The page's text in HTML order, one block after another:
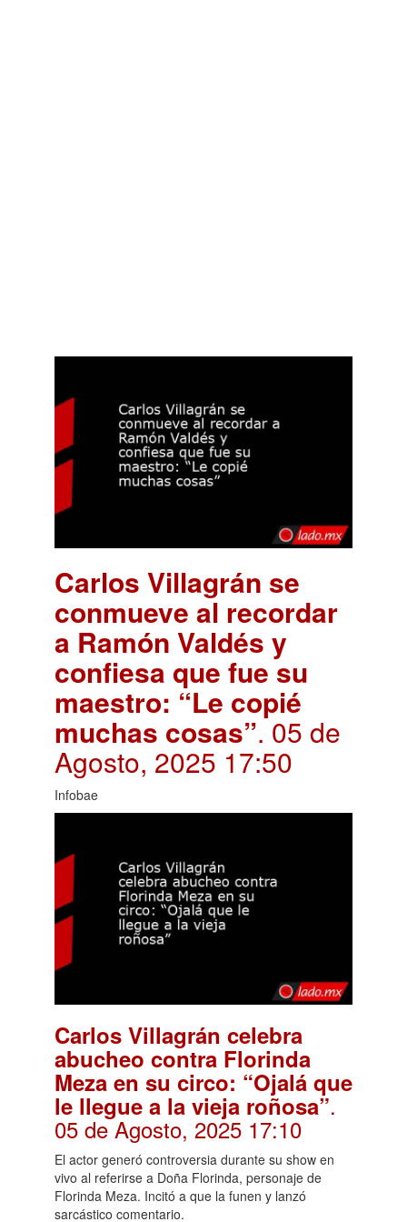
Carlos Villagrán se
conmueve al recordar
a Ramón Valdés y
confiesa que fue su
maestro: “Le copié
muchas cosas”. 05 de
Agosto, 2025 17:50
Infobae
Carlos Villagrán celebra
abucheo contra Florinda
Meza en su circo: “Ojalá que
le llegue a la vieja roñosa”.
05 de Agosto, 2025 17:10
El actor generó controversia durante su show en
vivo al referirse a Doña Florinda, personaje de
Florinda Meza. Incitó a que la funen y lanzó
sarcástico comentario.